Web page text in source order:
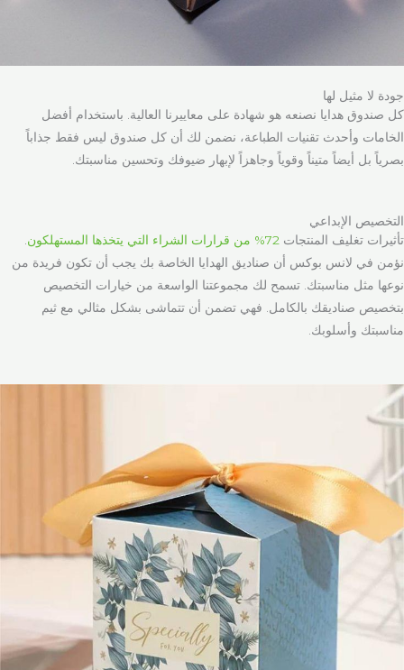
جودة لا مثيل لها
كل صندوق هدايا نصنعه هو شهادة على معاييرنا العالية. باستخدام أفضل
الخامات وأحدث تقنيات الطباعة، نضمن لك أن كل صندوق ليس فقط جذاباً
بصرياً بل أيضاً متيناً وقوياً وجاهزاً لإبهار ضيوفك وتحسين مناسبتك.
التخصيص الإبداعي
تأثيرات تغليف المنتجات 72% من قرارات الشراء التي يتخذها المستهلكون
نؤمن في لانس بوكس أن صناديق الهدايا الخاصة بك يجب أن تكون فريدة من
نوعها مثل مناسبتك. تسمح لك مجموعتنا الواسعة من خيارات التخصيص
بتخصيص صناديقك بالكامل. فهي تضمن أن تتماشى بشكل مثالي مع ثيم
مناسبتك وأسلوبك.